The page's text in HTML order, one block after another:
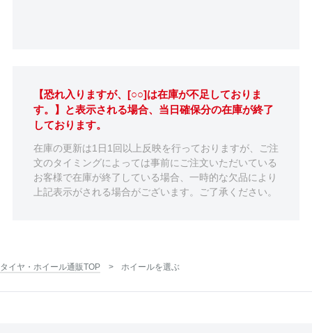
【恐れ入りますが、[○○]は在庫が不足しておりま
す。】と表示される場合、当日確保分の在庫が終了
しております。
在庫の更新は1日1回以上反映を行っておりますが、ご注
文のタイミングによっては事前にご注文いただいている
お客様で在庫が終了している場合、一時的な欠品により
上記表示がされる場合がございます。ご了承ください。
タイヤ・ホイール通販TOP ホイールを選ぶ